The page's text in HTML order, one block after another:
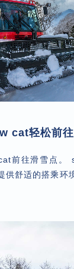
cat轻松前
前往滑雪点。
供舒适的搭乘环